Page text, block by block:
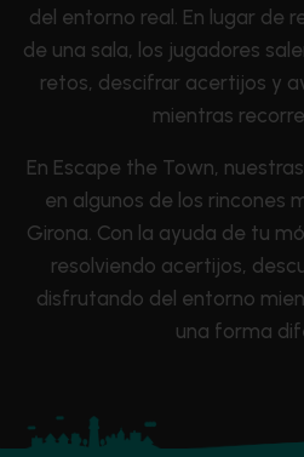
del entorno real. En lugar de
de una sala, los jugadores
retos, descifrar acertijos y
mientras
En Escape the Town,
en algunos de los rincones
Girona. Con la ayuda de tu
resolviendo acertijos,
disfrutando del entorno
una forma